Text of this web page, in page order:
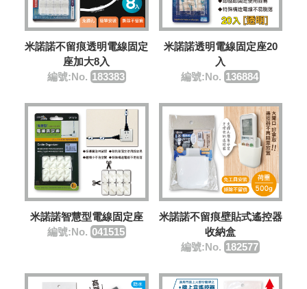
米諾諾不留痕透明電線固定
座加大8入
編號:No. 183383
米諾諾透明電線固定座20
入
編號:No. 136884
米諾諾智慧型電線固定座
編號:No. 041515
米諾諾不留痕壁貼式遙控器
收納盒
編號:No. 182577